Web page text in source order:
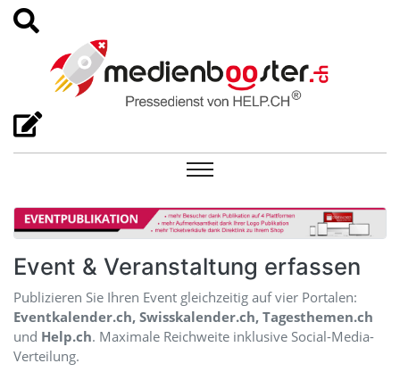
Event & Veranstaltung erfassen
Publizieren Sie Ihren Event gleichzeitig auf vier Portalen:
Eventkalender.ch, Swisskalender.ch, Tagesthemen.ch
und Help.ch. Maximale Reichweite inklusive Social-Media-
Verteilung.